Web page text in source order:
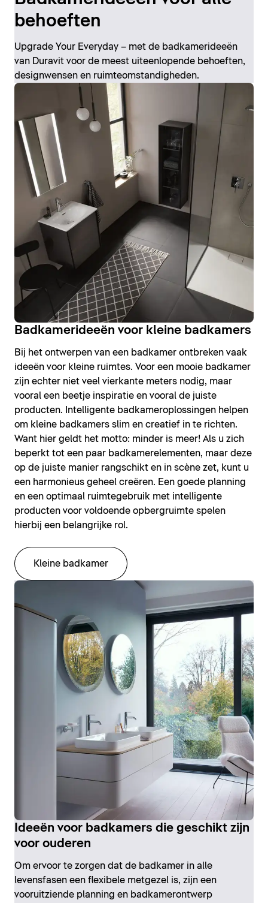
behoeften
Upgrade Your Everyday – met de badkamerideeën
van Duravit voor de meest uiteenlopende behoeften,
designwensen en ruimteomstandigheden.
Badkamerideeën voor kleine badkamers
Bij het ontwerpen van een badkamer ontbreken vaak
ideeën voor kleine ruimtes. Voor een mooie badkamer
zijn echter niet veel vierkante meters nodig, maar
vooral een beetje inspiratie en vooral de juiste
producten. Intelligente badkameroplossingen helpen
om kleine badkamers slim en creatief in te richten.
Want hier geldt het motto: minder is meer! Als u zich
beperkt tot een paar badkamerelementen, maar deze
op de juiste manier rangschikt en in scène zet, kunt u
een harmonieus geheel creëren. Een goede planning
en een optimaal ruimtegebruik met intelligente
producten voor voldoende opbergruimte spelen
hierbij een belangrijke rol.
Kleine badkamer
Ideeën voor badkamers die geschikt zijn
voor ouderen
Om ervoor te zorgen dat de badkamer in alle
levensfasen een flexibele metgezel is, zijn een
vooruitziende planning en badkamerontwerp